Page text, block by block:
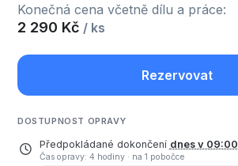
Konečná cena včetně dílu a práce:
2 290 Kč / ks
Rezervovat
DOSTUPNOST OPRAVY
Předpokládané dokončení dnes v 09:00
Čas opravy: 4 hodiny · na 1 pobočce